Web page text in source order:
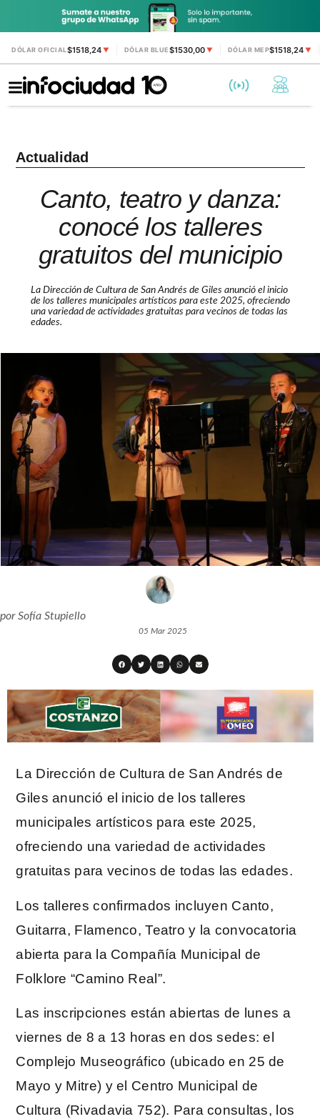
DÓLAR OFICIAL$1518,24 ▼ DÓLAR BLUE$1530,00 ▼ DÓLAR MEP$1518,24▼
Actualidad
Canto, teatro y danza:
conocé los talleres
gratuitos del municipio
La Dirección de Cultura de San Andrés de Giles anunció el inicio
de los talleres municipales artísticos para este 2025, ofreciendo
una variedad de actividades gratuitas para vecinos de todas las
edades.
porSofía Stupiello
05 Mar 2025
La Dirección de Cultura de San Andrés de
Giles anunció el inicio de los talleres
municipales artísticos para este 2025,
ofreciendo una variedad de actividades
gratuitas para vecinos de todas las edades.
Los talleres confirmados incluyen Canto,
Guitarra, Flamenco, Teatro y la convocatoria
abierta para la Compañía Municipal de
Folklore “Camino Real”.
Las inscripciones están abiertas de lunes a
viernes de 8 a 13 horas en dos sedes: el
Complejo Museográfico (ubicado en 25 de
Mayo y Mitre) y el Centro Municipal de
Cultura (Rivadavia 752). Para consultas, los